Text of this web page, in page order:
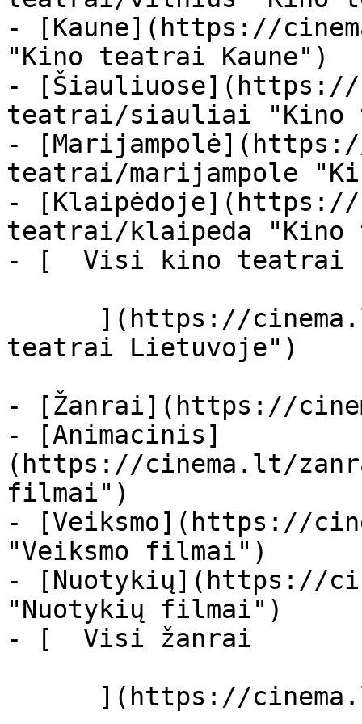
- [Kaune](https://
"Kino teatrai Kaune")
- [Šiauliuose](https://
teatrai/siauliai "Kino
-
teatrai/marijampole
- [Klaipėdoje](https://
teatrai/klaipeda
- [  Visi kino
teatrai Lietuvoje")
- [Žanrai](https://
- [Animacinis]
(https://cinema.lt/
filmai")
- [Veiksmo](https://
"Veiksmo filmai")
- [Nuotykių](https://
"Nuotykių filmai")
- [  Visi žanrai